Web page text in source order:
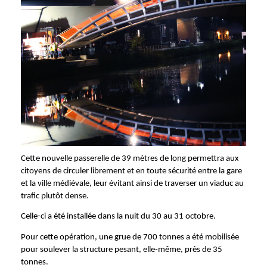
Cette nouvelle passerelle de 39 mètres de long permettra aux
citoyens de circuler librement et en toute sécurité entre la gare
et la ville médiévale, leur évitant ainsi de traverser un viaduc au
trafic plutôt dense.
Celle-ci a été installée dans la nuit du 30 au 31 octobre.
Pour cette opération, une grue de 700 tonnes a été mobilisée
pour soulever la structure pesant, elle-même, près de 35
tonnes.